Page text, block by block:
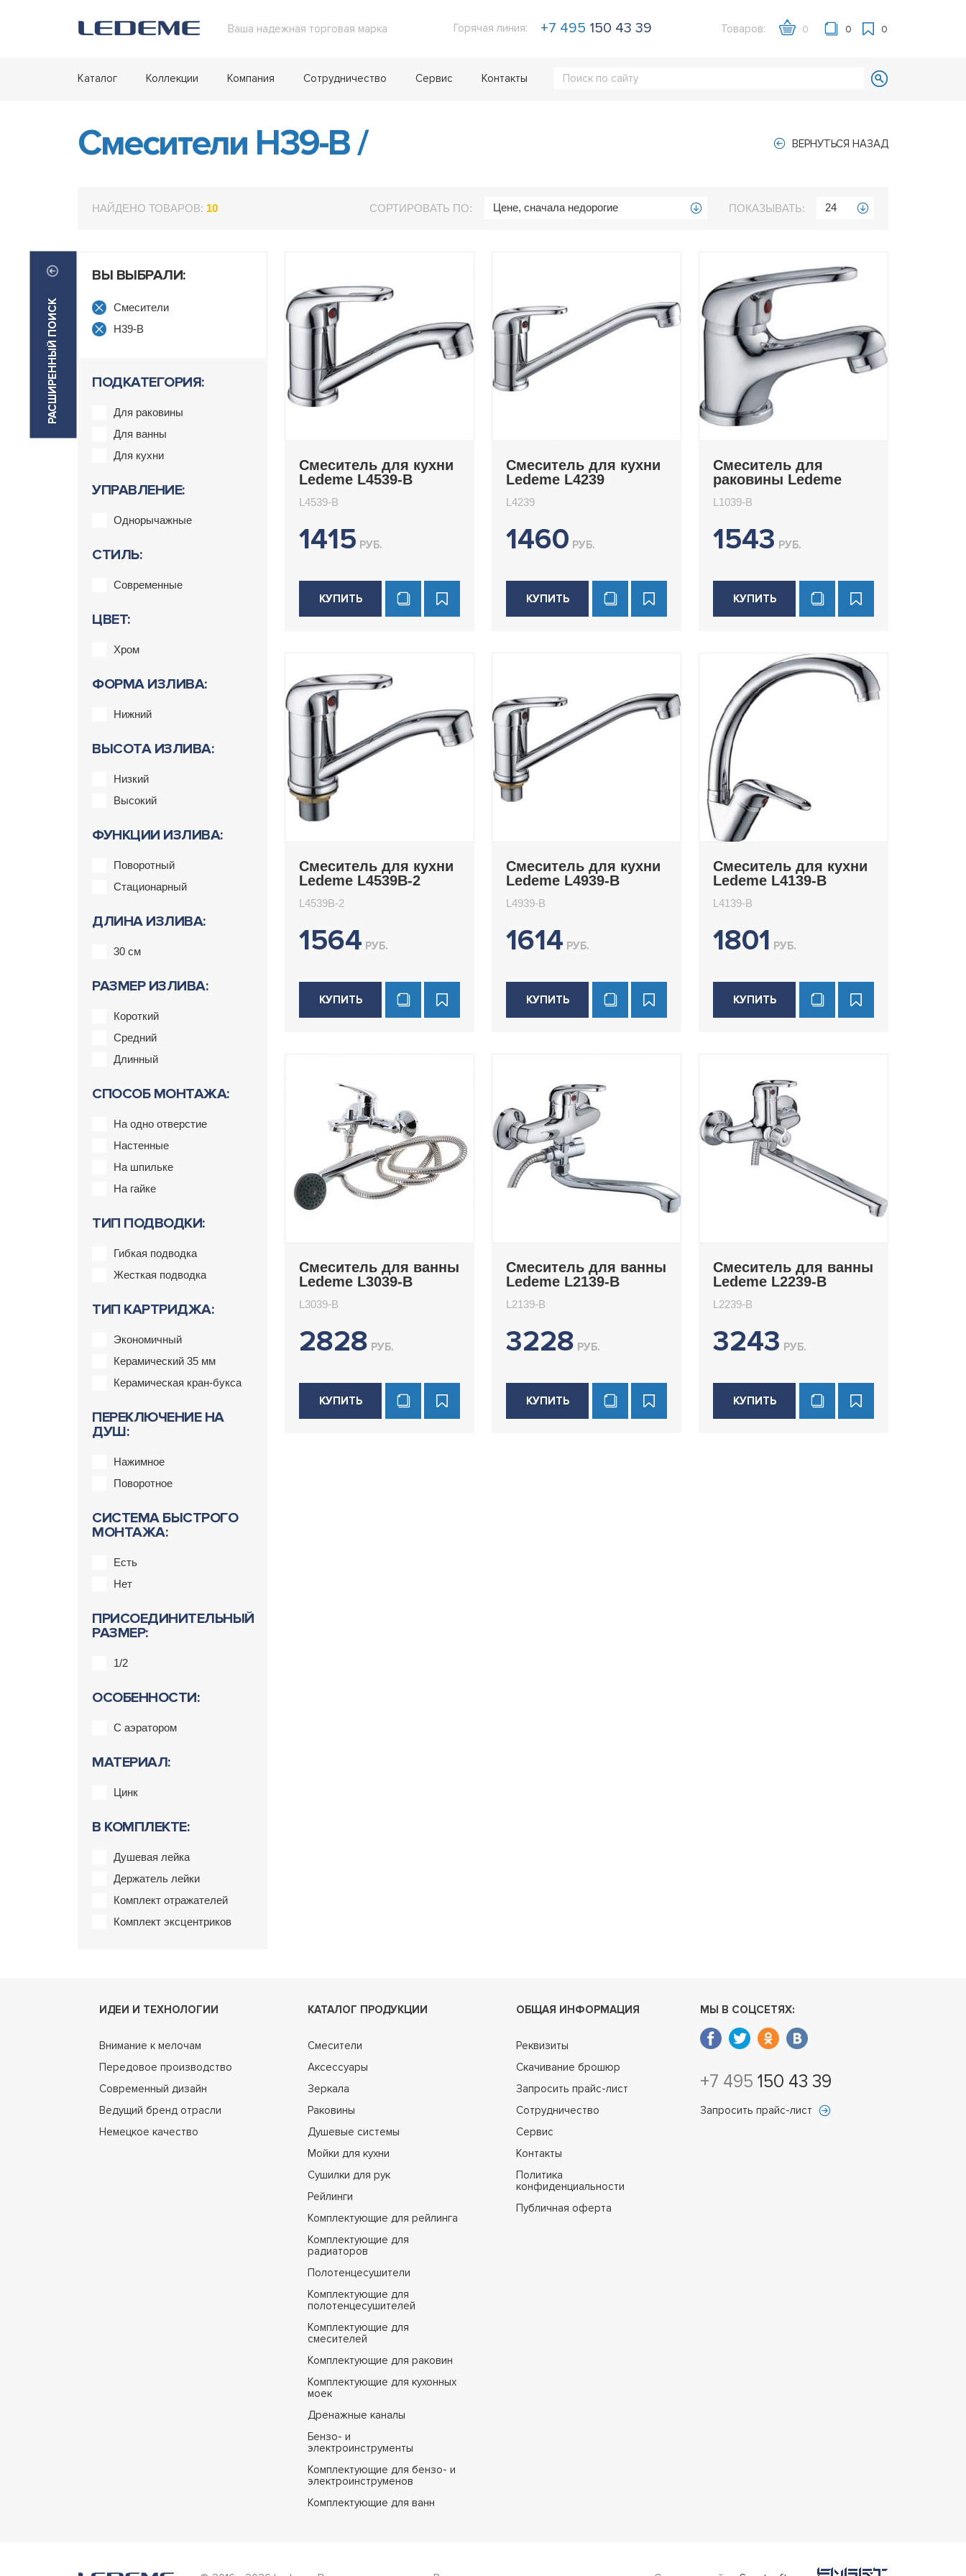
Ваша надежная торговая марка Горячая линия: +7 495 150 43 39 Товаров: 0 0 0
Каталог Коллекции Компания Сотрудничество Сервис Контакты
ВЕРНУТЬСЯ НАЗАД
Смесители H39-B/
НАЙДЕНО ТОВАРОВ: 10 СОРТИРОВАТЬ ПО: Цене, сначала недорогие ПОКАЗЫВАТЬ: 24
РАСШИРЕННЫЙ ПОИСК
ВЫ ВЫБРАЛИ:
Смесители
H39-B
ПОДКАТЕГОРИЯ:
Для раковины
Для ванны
Для кухни
УПРАВЛЕНИЕ:
Однорычажные
СТИЛЬ:
Современные
ЦВЕТ:
Хром
ФОРМА ИЗЛИВА:
Нижний
ВЫСОТА ИЗЛИВА:
Низкий
Высокий
ФУНКЦИИ ИЗЛИВА:
Поворотный
Стационарный
ДЛИНА ИЗЛИВА:
30 см
РАЗМЕР ИЗЛИВА:
Короткий
Средний
Длинный
СПОСОБ МОНТАЖА:
На одно отверстие
Настенные
На шпильке
На гайке
ТИП ПОДВОДКИ:
Гибкая подводка
Жесткая подводка
ТИП КАРТРИДЖА:
Экономичный
Керамический 35 мм
Керамическая кран-букса
ПЕРЕКЛЮЧЕНИЕ НА
ДУШ:
Нажимное
Поворотное
СИСТЕМА БЫСТРОГО
МОНТАЖА:
Есть
Нет
ПРИСОЕДИНИТЕЛЬНЫЙ
РАЗМЕР:
1/2
ОСОБЕННОСТИ:
С аэратором
МАТЕРИАЛ:
Цинк
В КОМПЛЕКТЕ:
Душевая лейка
Держатель лейки
Комплект отражателей
Комплект эксцентриков
Смеситель для кухни
Ledeme L4539-B
L4539-B
1415 РУБ.
КУПИТЬ
Смеситель для кухни
Ledeme L4239
L4239
1460 РУБ.
КУПИТЬ
Смеситель для
раковины Ledeme
L1039-B
1543 РУБ.
КУПИТЬ
Смеситель для кухни
Ledeme L4539B-2
L4539B-2
1564 РУБ.
КУПИТЬ
Смеситель для кухни
Ledeme L4939-B
L4939-B
1614 РУБ.
КУПИТЬ
Смеситель для кухни
Ledeme L4139-B
L4139-B
1801 РУБ.
КУПИТЬ
Смеситель для ванны
Ledeme L3039-B
L3039-B
2828 РУБ.
КУПИТЬ
Смеситель для ванны
Ledeme L2139-B
L2139-B
3228 РУБ.
КУПИТЬ
Смеситель для ванны
Ledeme L2239-B
L2239-B
3243 РУБ.
КУПИТЬ
ИДЕИ И ТЕХНОЛОГИИ
Внимание к мелочам
Передовое производство
Современный дизайн
Ведущий бренд отрасли
Немецкое качество
КАТАЛОГ ПРОДУКЦИИ
Смесители
Аксессуары
Зеркала
Раковины
Душевые системы
Мойки для кухни
Сушилки для рук
Рейлинги
Комплектующие для рейлинга
Комплектующие для
радиаторов
Полотенцесушители
Комплектующие для
полотенцесушителей
Комплектующие для
смесителей
Комплектующие для раковин
Комплектующие для кухонных
моек
Дренажные каналы
Бензо- и
электроинструменты
Комплектующие для бензо- и
электроинструменов
Комплектующие для ванн
ОБЩАЯ ИНФОРМАЦИЯ
Реквизиты
Скачивание брошюр
Запросить прайс-лист
Сотрудничество
Сервис
Контакты
Политика
конфиденциальности
Публичная оферта
МЫ В СОЦСЕТЯХ:
+7 495 150 43 39
Запросить прайс-лист